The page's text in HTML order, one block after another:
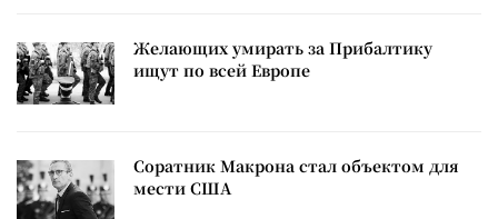
Желающих умирать за Прибалтику
ищут по всей Европе
Соратник Макрона стал объектом для
мести США